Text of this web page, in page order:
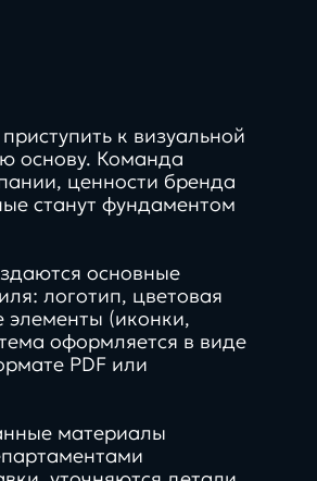
к визуальной
основу. Команда
ценности бренда
станут фундаментом
основные
логотип, цветовая
элементы (иконки,
оформляется в виде
PDF или
материалы